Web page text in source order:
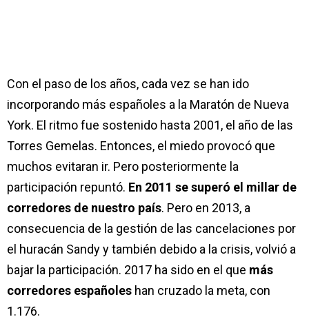
Con el paso de los años, cada vez se han ido
incorporando más españoles a la Maratón de Nueva
York. El ritmo fue sostenido hasta 2001, el año de las
Torres Gemelas. Entonces, el miedo provocó que
muchos evitaran ir. Pero posteriormente la
participación repuntó. En 2011 se superó el millar de
corredores de nuestro país. Pero en 2013, a
consecuencia de la gestión de las cancelaciones por
el huracán Sandy y también debido a la crisis, volvió a
bajar la participación. 2017 ha sido en el que más
corredores españoles han cruzado la meta, con
1.176.